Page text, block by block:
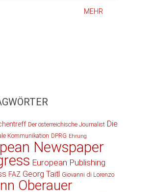
MEHR
Der österreichische Journalist Die
Kommunikation DPRG Ehrung
Newspaper
European Publishing
FAZ Georg Taitl Giovanni di Lorenzo
Oberauer